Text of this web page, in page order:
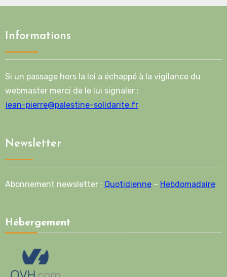
Informations
Si un passage hors la loi a échappé à la vigilance du
webmaster merci de le lui signaler :
jean-pierre@palestine-solidarite.fr
Newsletter
Abonnement newsletter : Quotidienne– Hebdomadaire
Hébergement